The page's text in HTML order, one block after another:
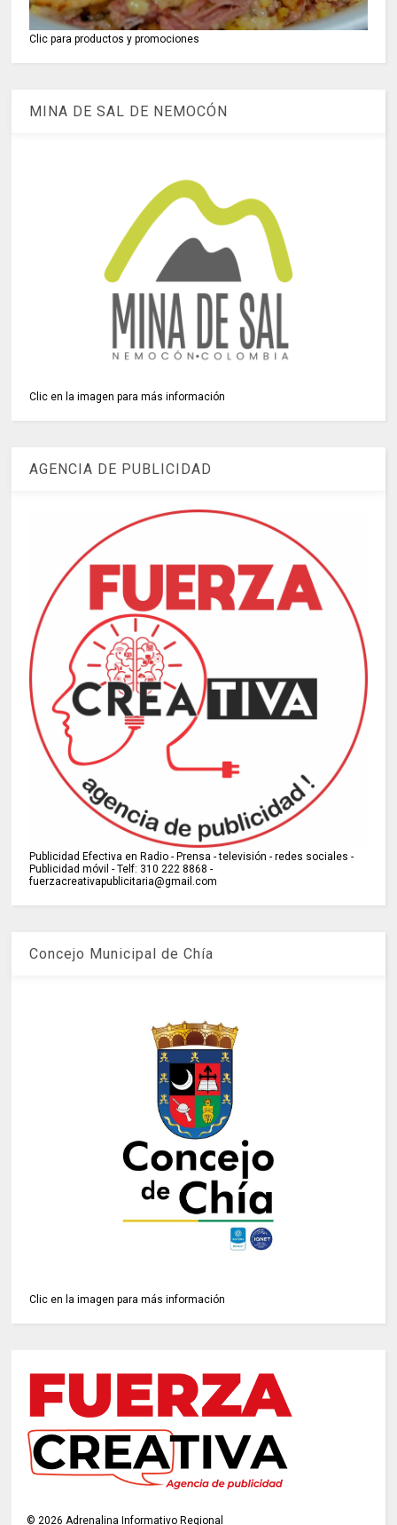
Clic para productos y promociones
MINA DE SAL DE NEMOCÓN
Clic en la imagen para más información
AGENCIA DE PUBLICIDAD
Publicidad Efectiva en Radio - Prensa - televisión - redes sociales -
Publicidad móvil - Telf: 310 222 8868 -
fuerzacreativapublicitaria@gmail.com
Concejo Municipal de Chía
Clic en la imagen para más información
©2026 Adrenalina Informativo Regional